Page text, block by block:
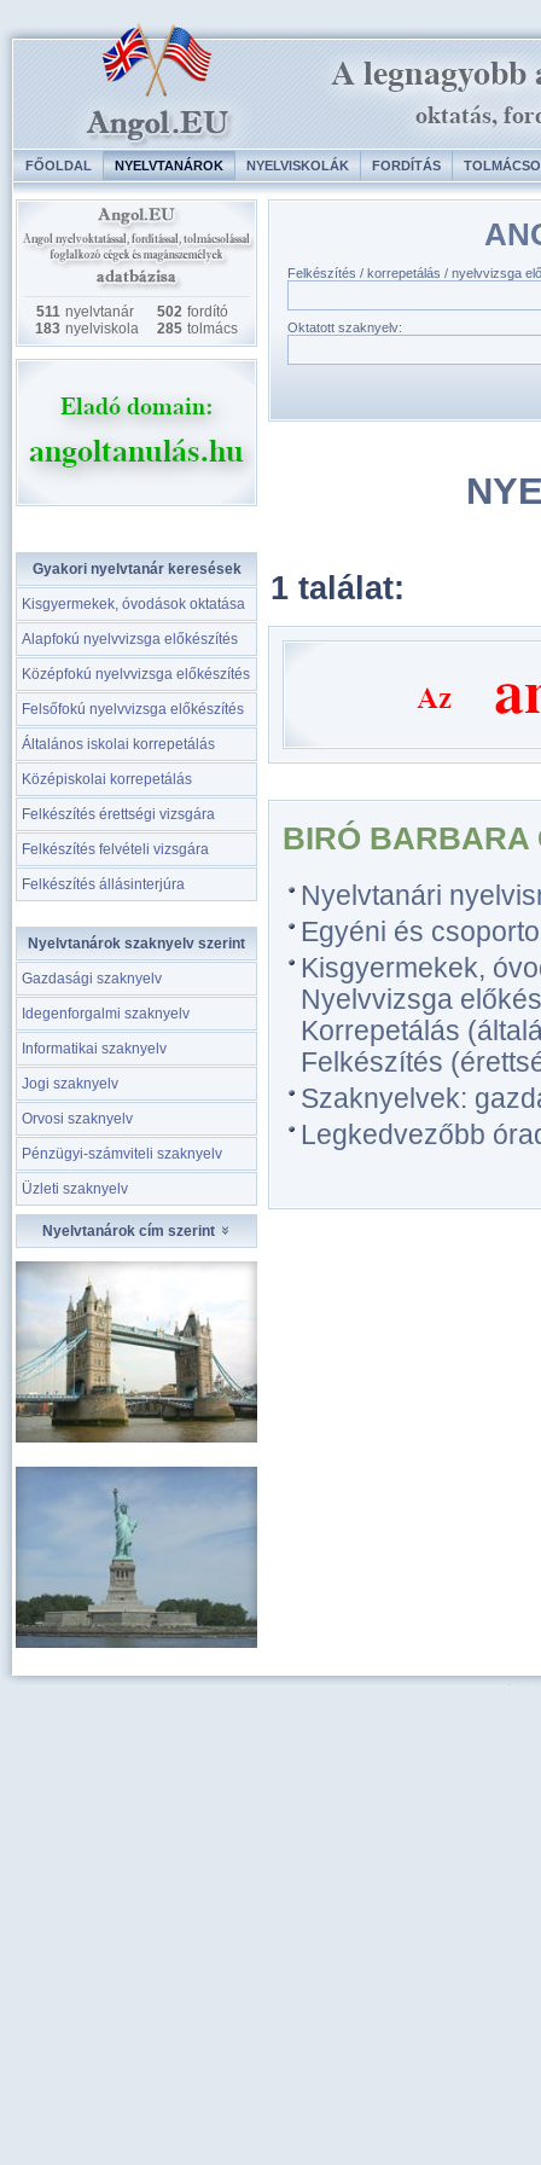
FŐOLDAL NYELVTANÁROK NYELVISKOLÁK FORDÍTÁS
511 nyelvtanár 502 fordító
183 nyelviskola 285 tolmács
Gyakori nyelvtanár keresések
Kisgyermekek, óvodások oktatása
Alapfokú nyelvvizsga előkészítés
Középfokú nyelvvizsga előkészítés
Felsőfokú nyelvvizsga előkészítés
Általános iskolai korrepetálás
Középiskolai korrepetálás
Felkészítés érettségi vizsgára
Felkészítés felvételi vizsgára
Felkészítés állásinterjúra
Nyelvtanárok szaknyelv szerint
Gazdasági szaknyelv
Idegenforgalmi szaknyelv
Informatikai szaknyelv
Jogi szaknyelv
Orvosi szaknyelv
Pénzügyi-számviteli szaknyelv
Üzleti szaknyelv
Nyelvtanárok cím szerint
Felkészítés / korrepetálás / nyelvvizsga
Oktatott szaknyelv:
1 találat:
BIRÓ BARBARA
Nyelvtanári
Egyéni és
Kisgyermekek,
Nyelvvizsga
Korrepetálás
Felkészítés
Szaknyelvek:
Legkedvezőbb